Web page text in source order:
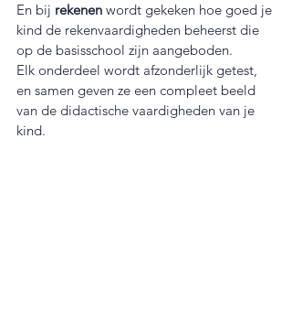
En bij rekenen wordt gekeken hoe goed je
kind de rekenvaardigheden beheerst die
op de basisschool zijn aangeboden.
Elk onderdeel wordt afzonderlijk getest,
en samen geven ze een compleet beeld
van de didactische vaardigheden van je
kind.